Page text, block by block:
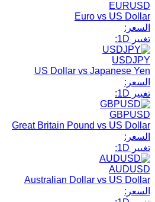
EURUSD
Euro vs US Dollar
السعر:
تغيير 1D:
USDJPY
US Dollar vs Japanese Yen
السعر:
تغيير 1D:
GBPUSD
Great Britain Pound vs US Dollar
السعر:
تغيير 1D:
AUDUSD
Australian Dollar vs US Dollar
السعر: